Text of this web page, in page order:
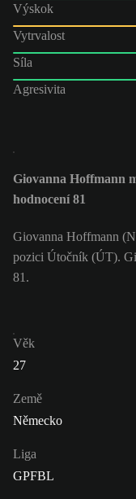
Výskok
Vytrvalost
Síla
Agresivita
Giovanna Hoffmann
hodnocení 81
Giovanna Hoffmann
pozici Útočník (ÚT).
81.
Věk
27
Země
Německo
Liga
GPFBL